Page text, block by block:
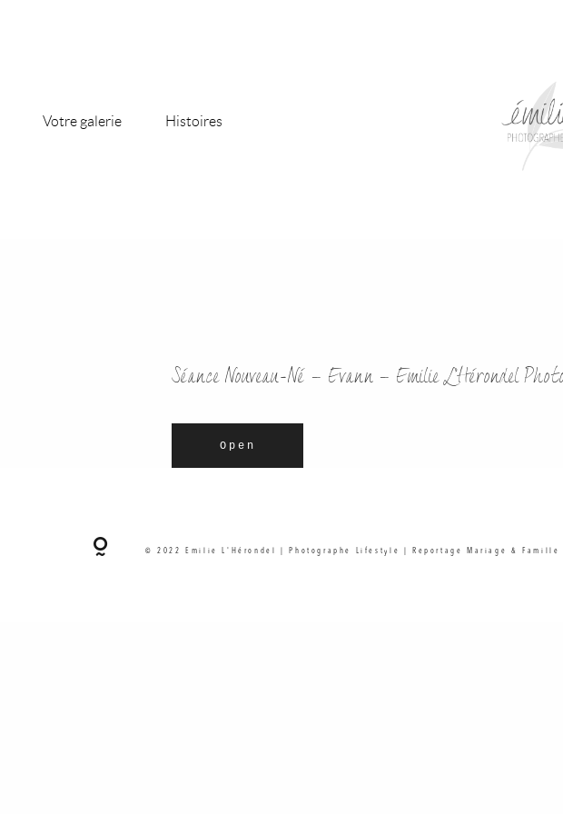
Votre galerie Histoires
Séance Nouveau-Né – Evann – Emilie L’Hérondel
Open
© 2022 Emilie L'Hérondel | Photographe Lifestyle | Reportage Mariage & Famille